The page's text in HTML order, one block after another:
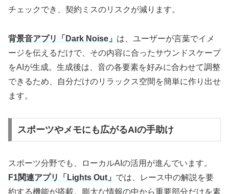
チェックでき、契約ミスのリスクが減ります。
背景音アプリ「Dark Noise」 は、ユーザーが言葉でイメ
ージを伝えるだけで、その内容に合ったサウンドスケープ
をAIが生成。生成後は、音の各要素を好みに合わせて調整
できるため、自分だけのリラックス空間を簡単に作り出せ
ます。
スポーツやメモにも広がるAIの手助け
スポーツ分野でも、ローカルAIの活用が進んでいます。
F1関連アプリ「Lights Out」 では、レース中の解説を要
約する機能が搭載。膨大な情報の中から重要部分だけを素